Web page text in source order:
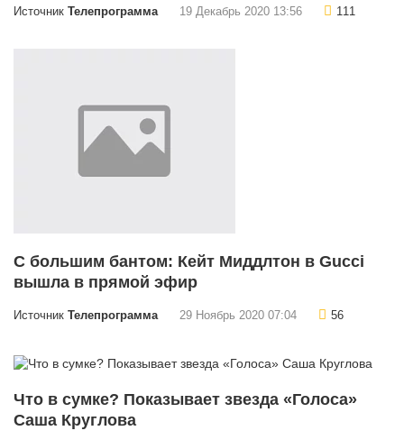
Источник Телепрограмма 19 Декабрь 2020 13:56 111
С большим бантом: Кейт Миддлтон в Gucci
вышла в прямой эфир
Источник Телепрограмма 29 Ноябрь 2020 07:04 56
Что в сумке? Показывает звезда «Голоса»
Саша Круглова